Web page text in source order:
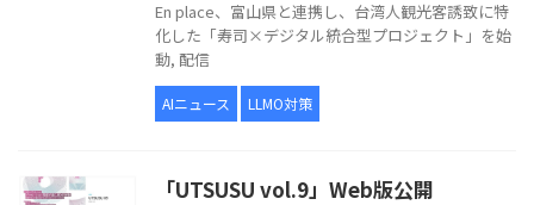
En place、富山県と連携し、台湾人観光客誘致に特
化した「寿司×デジタル統合型プロジェクト」を始
動, 配信
AIニュース LLMO対策
「UTSUSU vol.9」Web版公開